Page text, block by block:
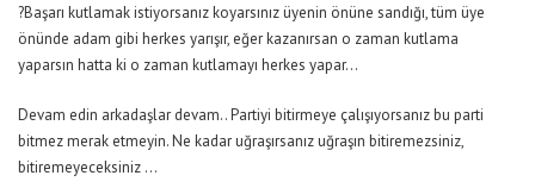
?Başarı kutlamak istiyorsanız koyarsınız üyenin önüne sandığı, tüm üye
önünde adam gibi herkes yarışır, eğer kazanırsan o zaman kutlama
yaparsın hatta ki o zaman kutlamayı herkes yapar…
Devam edin arkadaşlar devam.. Partiyi bitirmeye çalışıyorsanız bu parti
bitmez merak etmeyin. Ne kadar uğraşırsanız uğraşın bitiremezsiniz,
bitiremeyeceksiniz …